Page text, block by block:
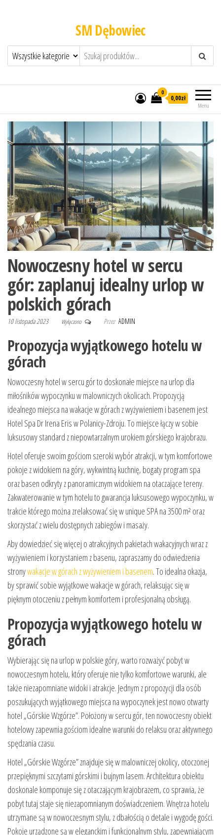
SM Dębowiec
Menu
0
0,00zł
Nowoczesny hotel w sercu
gór: zaplanuj idealny urlop w
polskich górach
10 listopada 2023 Wyłączono Przez ADMIN
Propozycja wyjątkowego hotelu w
górach
Nowoczesny hotel w sercu gór to doskonałe miejsce na urlop dla
miłośników wypoczynku w malowniczych okolicach. Propozycją
idealnego miejsca na wakacje w górach z wyżywieniem i basenem jest
Hotel Spa Dr Irena Eris w Polanicy-Zdroju. To miejsce łączy w sobie
luksusowy standard z niepowtarzalnym urokiem górskiego krajobrazu.
Hotel oferuje swoim gościom szeroki wybór atrakcji, w tym komfortowe
pokoje z widokiem na góry, wykwintną kuchnię, bogaty program spa
oraz basen odkryty z panoramicznym widokiem na otaczające tereny.
Zakwaterowanie w tym hotelu to gwarancja luksusowego wypoczynku, w
trakcie którego można zrelaksować się w unique SPA na 3500 m² oraz
skorzystać z wielu dostępnych zabiegów i masaży.
Aby dowiedzieć się więcej o atrakcyjnych pakietach wakacyjnych wraz z
wyżywieniem i korzystaniem z basenu, zapraszamy do odwiedzenia
stronywakacje w górach z wyżywieniem i basenem. To idealna okazja,
by sprawić sobie wyjątkowe wakacje w górach, relaksując się w
pięknym otoczeniu z pełnym komfortem i profesjonalną obsługą.
Propozycja wyjątkowego hotelu w
górach
Wybierając się na urlop w polskie góry, warto rozważyć pobyt w
nowoczesnym hotelu, który oferuje nie tylko komfortowe warunki, ale
także niezapomniane widoki i atrakcje. Jednym z propozycji dla osób
poszukujących wyjątkowego miejsca na wypoczynek jest nowo otwarty
hotel „Górskie Wzgórze”. Położony w sercu gór, ten nowoczesny obiekt
hotelowy zapewnia gościom idealne warunki do relaksu oraz aktywnego
spędzania czasu.
Hotel „Górskie Wzgórze” znajduje się w malowniczej okolicy, otoczonej
przepięknymi szczytami górskimi i bujnym lasem. Architektura obiektu
doskonale komponuje się z otaczającym krajobrazem, co sprawia, że
pobyt tutaj staje się niezapomnianym doświadczeniem. Wnętrza hotelu
utrzymane są w nowoczesnym stylu, z dbałością o detale i wygodę gości.
Pokoje urządzone są w eleganckim i funkcjonalnym stylu, zapewniającym